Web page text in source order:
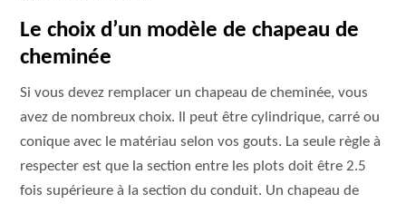
Le choix d’un modèle de chapeau de
cheminée
Si vous devez remplacer un chapeau de cheminée, vous
avez de nombreux choix. Il peut être cylindrique, carré ou
conique avec le matériau selon vos gouts. La seule règle à
respecter est que la section entre les plots doit être 2.5
fois supérieure à la section du conduit. Un chapeau de